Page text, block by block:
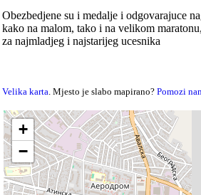
Obezbedjene su i medalje i odgovarajuce
kako na malom, tako i na velikom
za najmladjeg i najstarijeg ucesnika
Velika karta . Mjesto je slabo mapirano?Pomozi
+
−